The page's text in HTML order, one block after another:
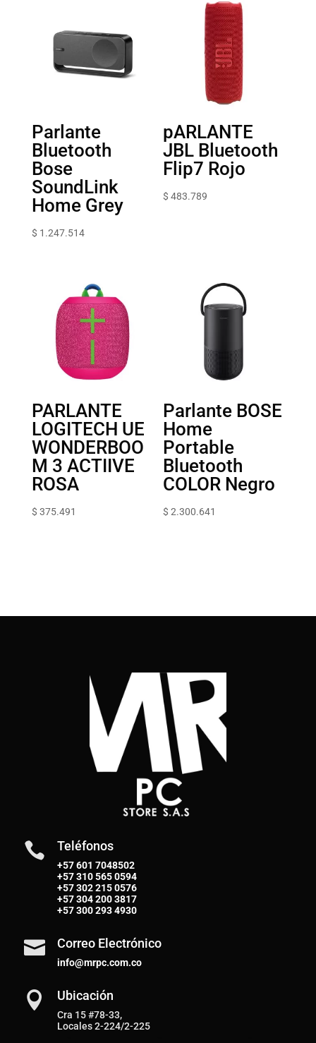
Parlante
Bluetooth
Bose
SoundLink
Home Grey
$ 1.247.514
pARLANTE
JBL Bluetooth
Flip7 Rojo
$ 483.789
PARLANTE
LOGITECH UE
WONDERBOO
M 3 ACTIIVE
ROSA
$ 375.491
Parlante BOSE
Home
Portable
Bluetooth
COLOR Negro
$ 2.300.641
 Teléfonos
+57 601 7048502
+57310 565 0594
+57302 215 0576
+57304 200 3817
+57300 293 4930
 Correo Electrónico
info@mrpc.com.co
 Ubicación
Cra 15 #78-33,
Locales 2-224/2-225